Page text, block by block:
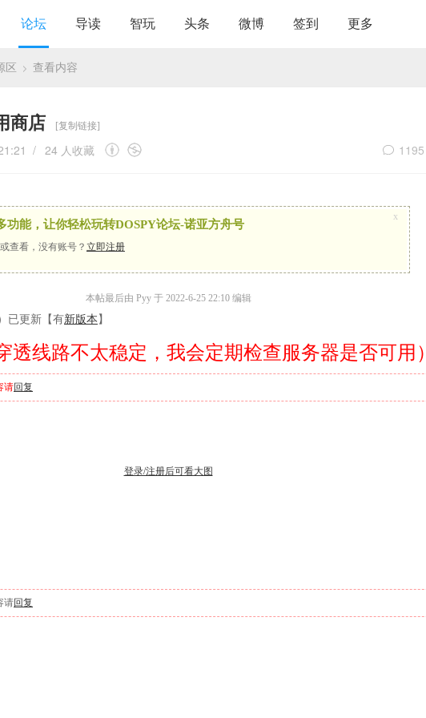
论坛 导读 智玩 头条 微博 签到 更多
区 查看内容
商店 [复制链接]
/ 24 人收藏 1195
功能，让你轻松玩转DOSPY论坛-诺亚方舟号
查看，没有账号？ 立即注册
x
本帖最后由 Pyy 于 2022-6-25 22:10 编辑
已更新【有新版本 】
透线路不太稳定，我会定期检查服务器是否可用）
请回复
登录/注册后可看大图
请回复